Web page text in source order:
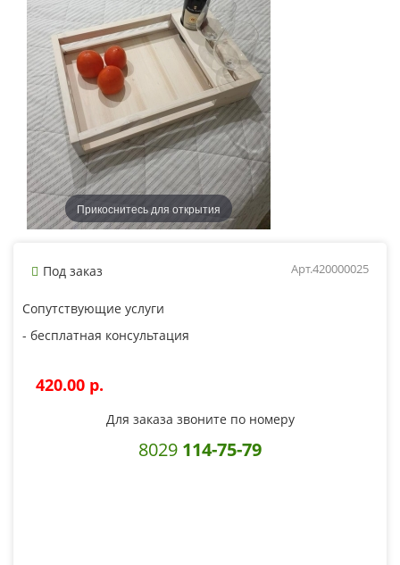
Прикоснитесь для открытия
Под заказ Арт.420000025
Сопутствующие услуги
- бесплатная консультация
420.00 p.
Для заказа звоните по номеру
8029 114-75-79